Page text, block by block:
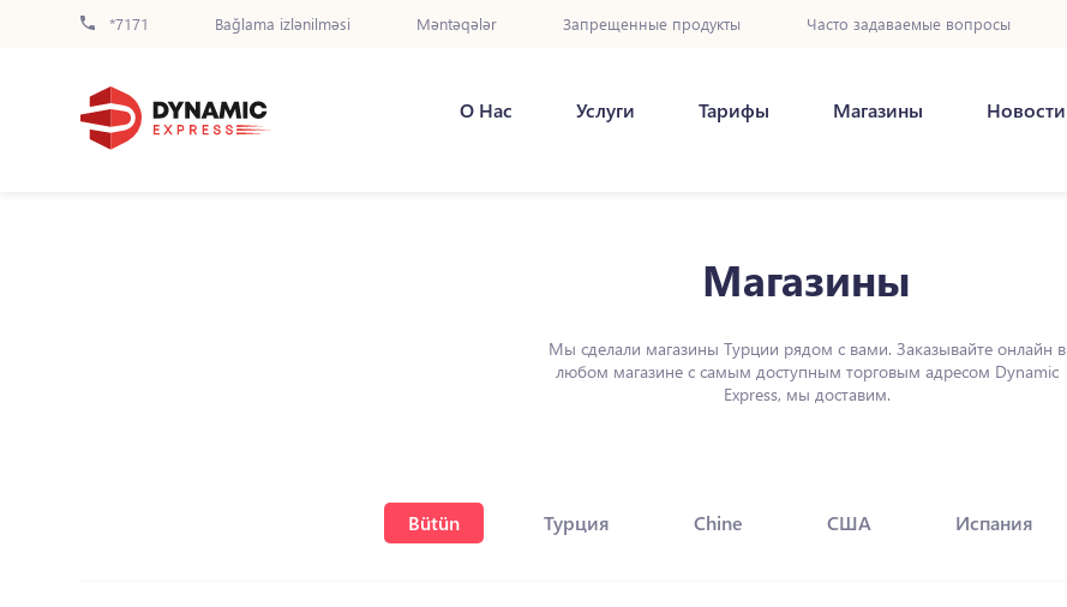
*7171 Bağlama izlənilməsi Məntəqələr Запрещенные продукты Часто задаваемые вопросы
О Нас Услуги Тарифы Магазины Новости
Магазины
Мы сделали магазины Турции рядом с вами. Заказывайте онлайн в
любом магазине с самым доступным торговым адресом Dynamic
Express, мы доставим.
Bütün Турция Chine США Испания